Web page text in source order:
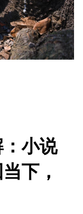
小说
下，